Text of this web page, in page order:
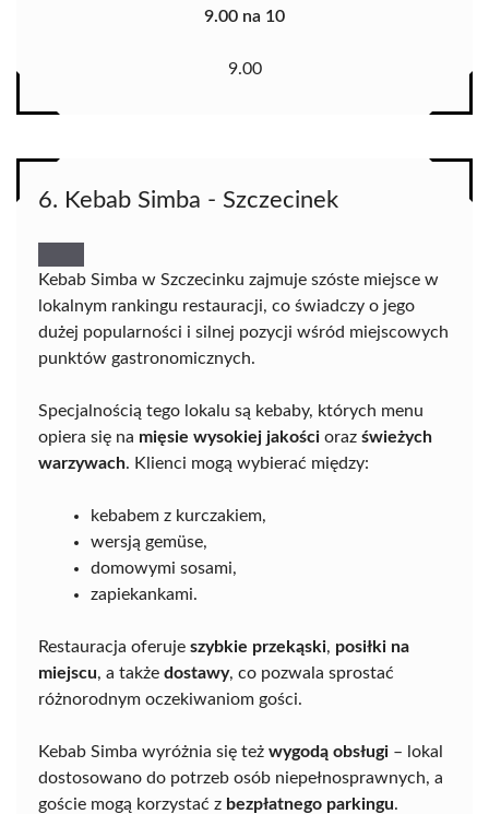
9.00 na 10
9.00
6. Kebab Simba - Szczecinek
Kebab Simba w Szczecinku zajmuje szóste miejsce w
lokalnym rankingu restauracji, co świadczy o jego
dużej popularności i silnej pozycji wśród miejscowych
punktów gastronomicznych.
Specjalnością tego lokalu są kebaby, których menu
opiera się na mięsie wysokiej jakości oraz świeżych
warzywach. Klienci mogą wybierać między:
kebabem z kurczakiem,
wersją gemüse,
domowymi sosami,
zapiekankami.
Restauracja oferuje szybkie przekąski, posiłki na
miejscu, a także dostawy, co pozwala sprostać
różnorodnym oczekiwaniom gości.
Kebab Simba wyróżnia się też wygodą obsługi – lokal
dostosowano do potrzeb osób niepełnosprawnych, a
goście mogą korzystać z bezpłatnego parkingu.